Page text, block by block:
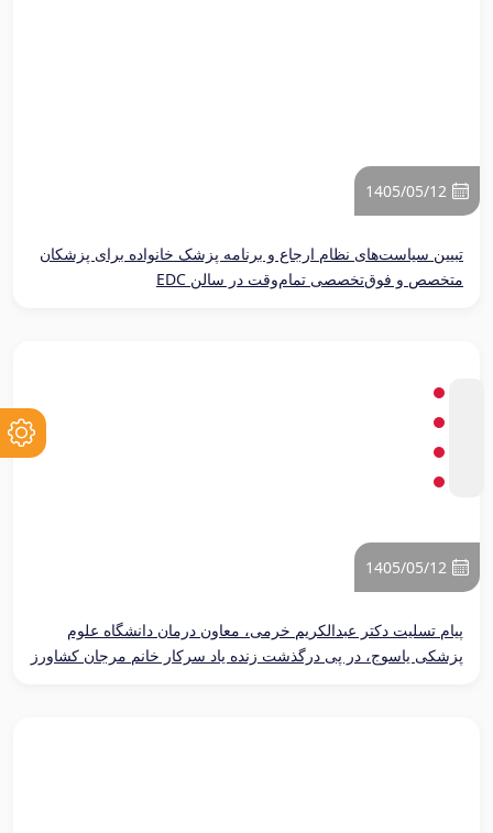
1405/05/12
تبیین سیاست‌های نظام ارجاع و برنامه پزشک خانواده برای پزشکان
متخصص و فوق‌تخصصی تمام‌وقت در سالن EDC
1405/05/12
پیام تسلیت دکتر عبدالکریم خرمی، معاون درمان دانشگاه علوم
پزشکی یاسوج، در پی درگذشت زنده یاد سرکار خانم مرجان کشاورز